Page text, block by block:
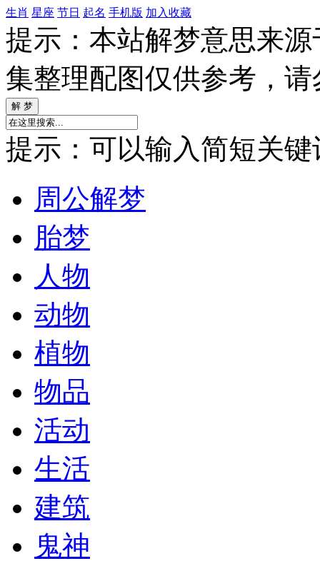
生肖 星座 节日 起名 手机版 加入收藏
提示：本站解梦意思来
集整理配图仅供参考，
提示：可以输入简短关键
周公解梦
胎梦
人物
动物
植物
物品
活动
生活
建筑
鬼神